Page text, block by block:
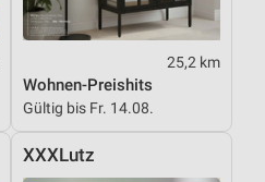
25,2 km
Wohnen-Preishits
Gültig bis Fr. 14.08.
XXXLutz